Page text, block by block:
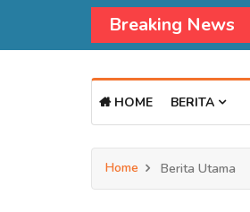
Breaking News
HOME BERITA
Home Berita Utama